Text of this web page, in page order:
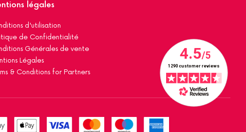
légales
d'utilisation
de Confidentialité
Générales de vente
Légales
& Conditions for Partners